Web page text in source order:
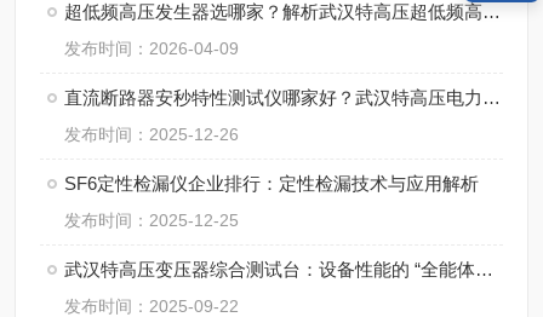
超低频高压发生器选哪家？解析武汉特高压超低频高压发生器的应用反馈
发布时间：2026-04-09
直流断路器安秒特性测试仪哪家好？武汉特高压电力科技的产品体验分享
发布时间：2025-12-26
SF6定性检漏仪企业排行：定性检漏技术与应用解析
发布时间：2025-12-25
武汉特高压变压器综合测试台：设备性能的 “全能体检官”
发布时间：2025-09-22